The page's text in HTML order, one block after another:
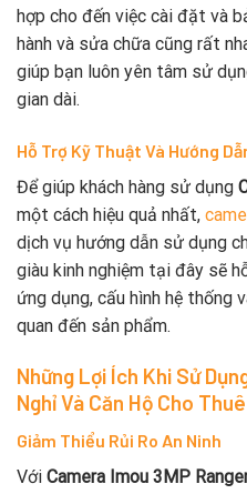
hợp cho đến việc cài đặt và
hành và sửa chữa cũng rất
giúp bạn luôn yên tâm sử
gian dài.
Hỗ Trợ Kỹ Thuật Và Hướng
Để giúp khách hàng sử dụng
một cách hiệu quả nhất,
dịch vụ hướng dẫn sử dụng
giàu kinh nghiệm tại đây sẽ
ứng dụng, cấu hình hệ thống
quan đến sản phẩm.
Những Lợi Ích Khi Sử
Nghỉ Và Căn Hộ Cho Thuê
Giảm Thiểu Rủi Ro An Ninh
Với Camera Imou 3MP